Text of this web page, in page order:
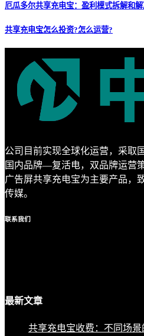
厄瓜多尔共享充电宝：盈利模式拆解和
共享充电宝怎么投资?怎么运营?
公司目前实现全球化运营，采取
国内品牌—复活电，双品牌运营
广告屏共享充电宝为主要产品，
传媒。
联系我们
最新文章
共享充电宝收费：不同场景